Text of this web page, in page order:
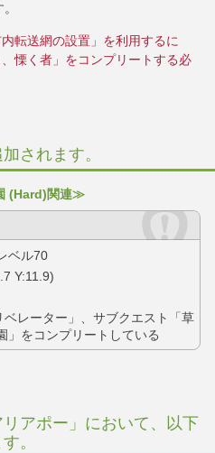
転送網の設置」を利用するに
慄く者」をコンプリートする必
されます。
(Hard)関連≫
ベル70
Y:11.9)
ベレーター」、サブクエスト「草
」をコンプリートしている
アポー」において、以下
。